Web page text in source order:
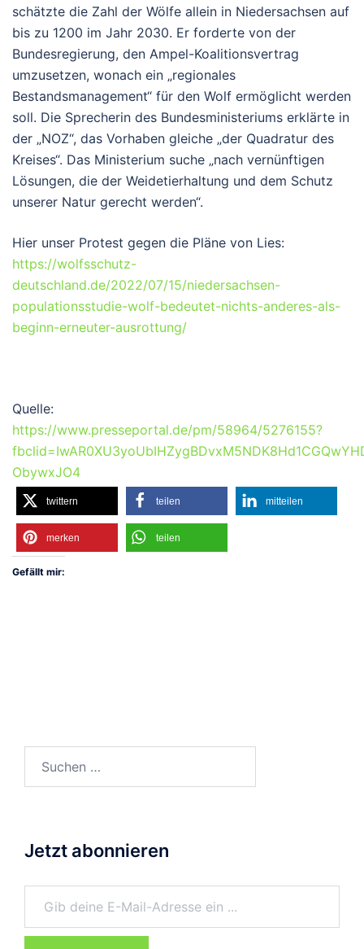
schätzte die Zahl der Wölfe allein in Niedersachsen auf
bis zu 1200 im Jahr 2030. Er forderte von der
Bundesregierung, den Ampel-Koalitionsvertrag
umzusetzen, wonach ein „regionales
Bestandsmanagement“ für den Wolf ermöglicht werden
soll. Die Sprecherin des Bundesministeriums erklärte in
der „NOZ“, das Vorhaben gleiche „der Quadratur des
Kreises“. Das Ministerium suche „nach vernünftigen
Lösungen, die der Weidetierhaltung und dem Schutz
unserer Natur gerecht werden“.
Hier unser Protest gegen die Pläne von Lies:
https://wolfsschutz-
deutschland.de/2022/07/15/niedersachsen-
populationsstudie-wolf-bedeutet-nichts-anderes-als-
beginn-erneuter-ausrottung/
Quelle:
https://www.presseportal.de/pm/58964/5276155?
ObywxJO4
twittern teilen mitteilen
merken teilen
Gefällt mir:
Jetzt abonnieren
Gib deine E-Mail-Adresse ein ...